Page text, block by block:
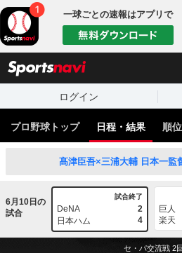
一球ごとの速報はアプリで
ログイン
プロ野球トップ 日程・結果 順
髙津臣吾×三浦大輔 日本一監
6月10日の
試合
試合終了
DeNA
2
日本ハム
4
巨人
楽天
セ・パ交流戦 2